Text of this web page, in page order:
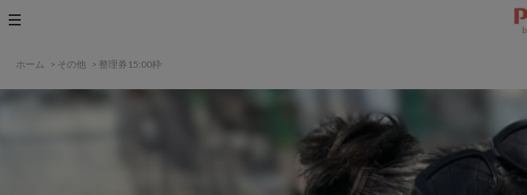
ホーム > その他 > 整理券15:00枠